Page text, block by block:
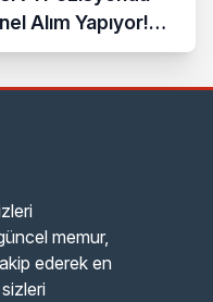
Alım Yapıyor!
Tecrübesiz
memur,
ederek en